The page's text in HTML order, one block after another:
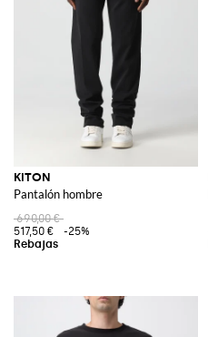
KITON
Pantalón hombre
690,00 €
517,50 €
-25%